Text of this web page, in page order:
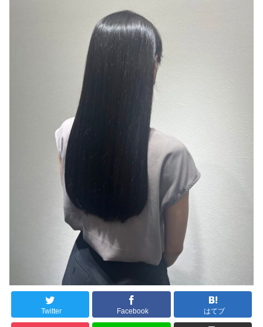
Twitter Facebook はてブ